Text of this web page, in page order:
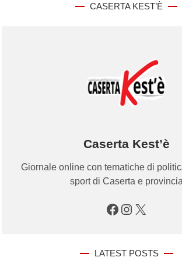
CASERTA KEST’È
Caserta Kest’è
Giornale online con tematiche di
sport di Caserta e provincia
Facebook Instagram X
LATEST POSTS